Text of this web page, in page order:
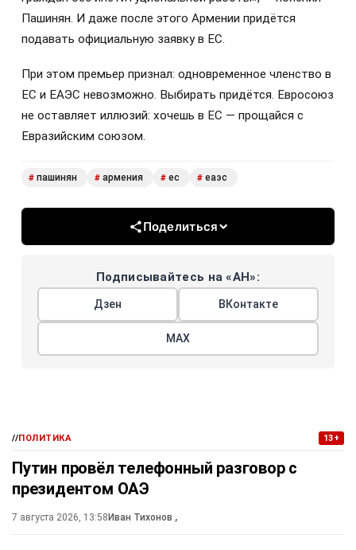
Пашинян. И даже после этого Армении придётся
подавать официальную заявку в ЕС.
При этом премьер признал: одновременное членство в
ЕС и ЕАЭС невозможно. Выбирать придётся. Евросоюз
не оставляет иллюзий: хочешь в ЕС — прощайся с
Евразийским союзом.
# пашинян # армения # ес # еаэс
Поделиться
Подписывайтесь на «АН»:
Дзен ВКонтакте
МАХ
//ПОЛИТИКА 13+
Путин провёл телефонный разговор с
президентом ОАЭ
7 августа 2026, 13:58 Иван Тихонов ,